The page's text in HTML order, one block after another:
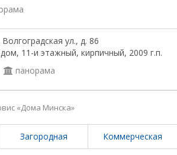
ул., д. 86
11-и этажный, кирпичный, 2009 г.п.
панорама
«Дома Минска»
Загородная Коммерческая